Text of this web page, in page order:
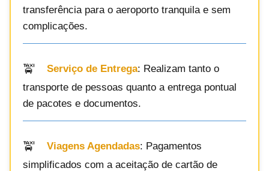
transferência para o aeroporto tranquila e sem
complicações.
Serviço de Entrega: Realizam tanto o
transporte de pessoas quanto a entrega pontual
de pacotes e documentos.
Viagens Agendadas: Pagamentos
simplificados com a aceitação de cartão de